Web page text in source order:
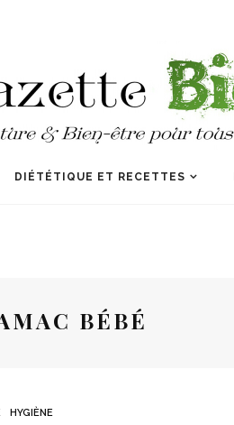
DIÉTÉTIQUE ET RECETTES
BÉBÉ
HYGIÈNE